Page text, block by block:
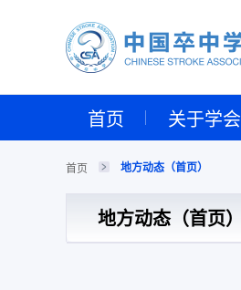
首页 关于学会
首页 地方动态（首页）
地方动态（首页）